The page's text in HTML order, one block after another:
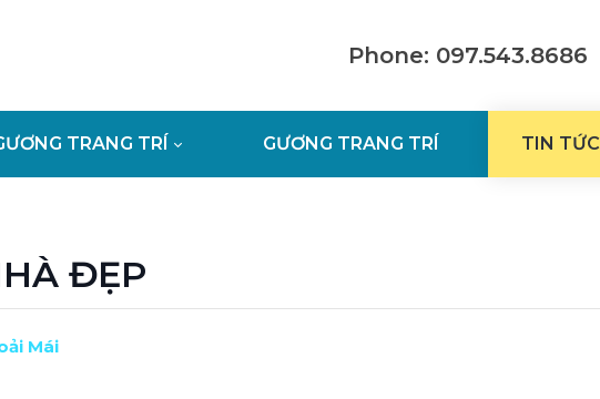
Phone: 097.543.8686
TRANG TRÍ GƯƠNG TRANG TRÍ TIN TỨC
ĐẸP
Mái